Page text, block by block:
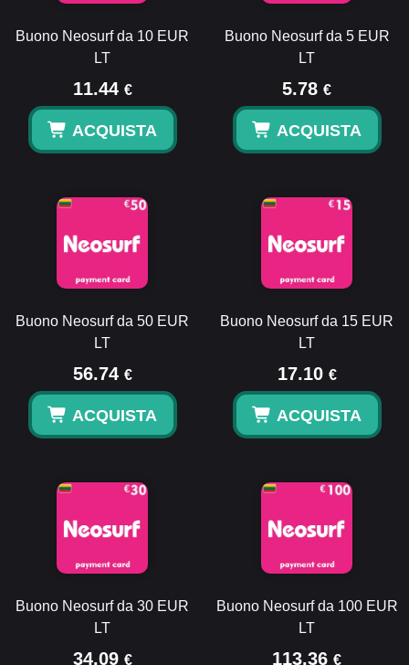
Buono Neosurf da 10 EUR
LT
11.44 €
ACQUISTA
Buono Neosurf da 5 EUR
LT
5.78 €
ACQUISTA
Buono Neosurf da 50 EUR
LT
56.74 €
ACQUISTA
Buono Neosurf da 15 EUR
LT
17.10 €
ACQUISTA
Buono Neosurf da 30 EUR
LT
34.09 €
Buono Neosurf da 100 EUR
LT
113.36 €